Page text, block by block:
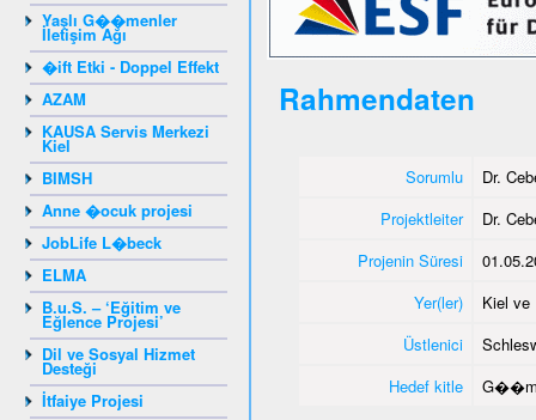
Yaşlı G��menler
İletişim Ağı
�ift Etki - Doppel Effekt
AZAM
KAUSA Servis Merkezi
Kiel
BIMSH
Anne �ocuk projesi
JobLife L�beck
ELMA
B.u.S. – ‘Eğitim ve
Eğlence Projesi’
Dil ve Sosyal Hizmet
Desteği
İtfaiye Projesi
Rahmendaten
Sorumlu
Dr.
Projektleiter
Dr.
Projenin Süresi
Yer(ler)
Kiel
Üstlenici
Hedef kitle